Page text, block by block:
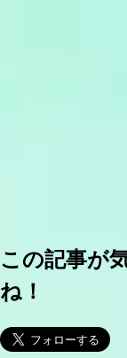
この記事が
ね！